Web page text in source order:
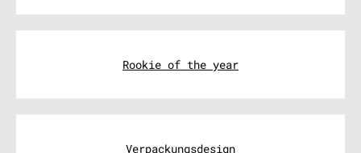
Rookie of the year
Verpackungsdesign